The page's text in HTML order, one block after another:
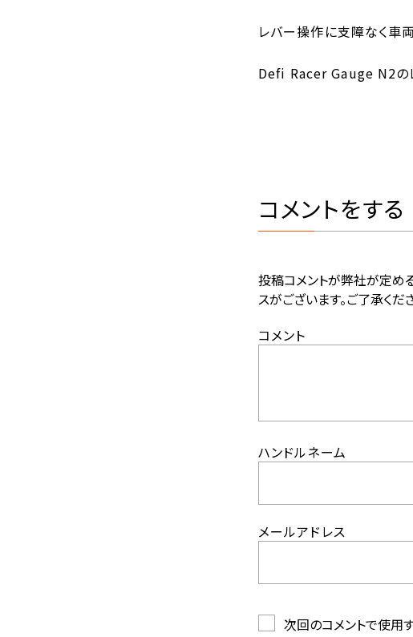
レバー操作に支障なく車
Defi Racer Gauge N2の
コメントをする
投稿コメントが弊社が定め
スがございます。ご了承くだ
コメント
ハンドルネーム
メールアドレス
次回のコメントで使用